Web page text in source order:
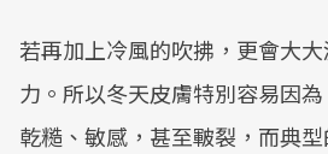
若再加上冷風的吹拂，更會大
力。所以冬天皮膚特別容易因
乾糙、敏感，甚至皸裂，而典